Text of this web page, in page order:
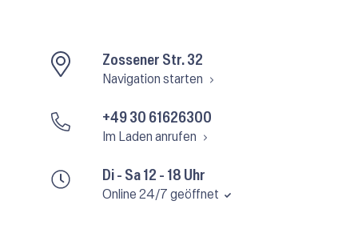
Di - Sa 12 - 18 Uhr
Online 24/7 geöffnet
Zossener Str. 32
Navigation starten
+49 30 61626300
Im Laden anrufen